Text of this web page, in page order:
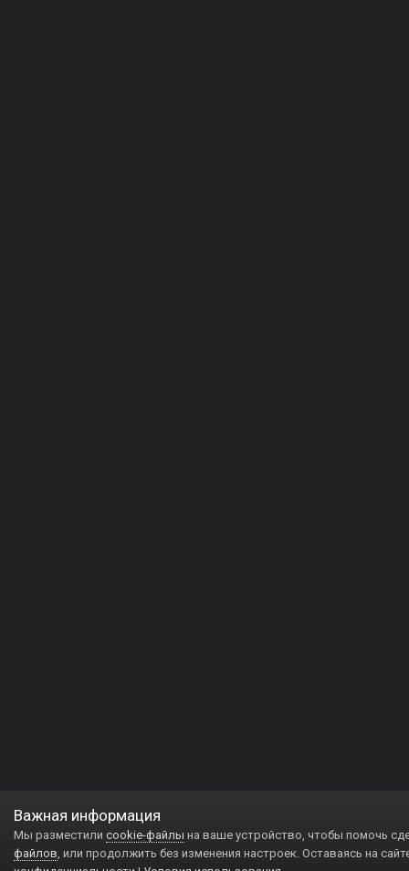
Важная информация
Мы разместили cookie-файлы на ваше устройство, чтобы помочь
файлов, или продолжить без изменения настроек. Оставаясь на